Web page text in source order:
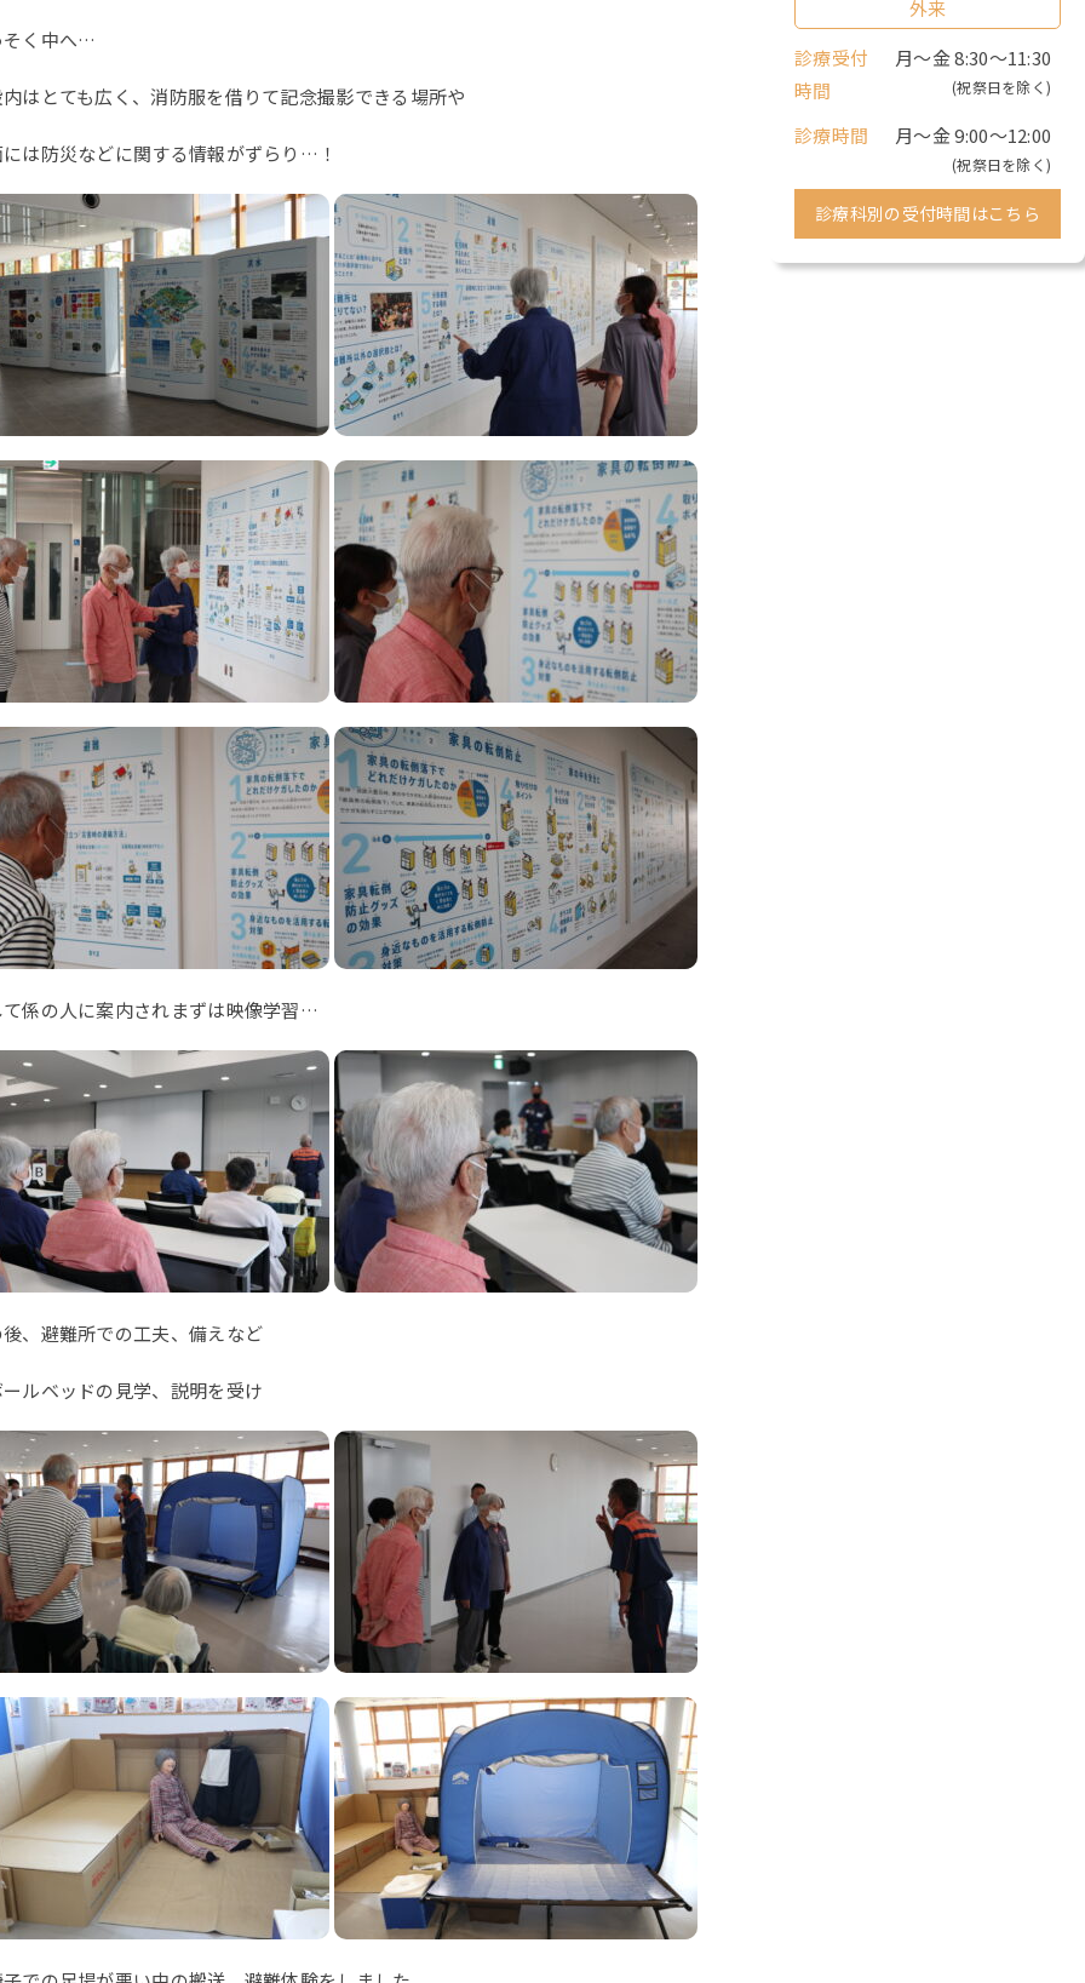
そく中へ…
はとても広く、消防服を借りて記念撮影できる場所や
は防災などに関する情報がずらり…！
係の人に案内されまずは映像学習…
、避難所での工夫、備えなど
ルベッドの見学、説明を受け
外来
診療受付
時間
月〜金 8:30〜11:30
(祝祭日を除く)
診療時間 月〜金 9:00〜12:00
(祝祭日を除く)
診療科別の受付時間はこちら